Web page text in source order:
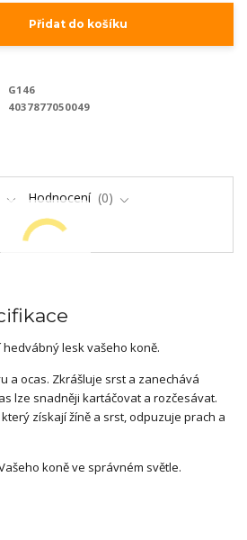
Přidat do košíku
G146
4037877050049
Hodnocení
0
lesk vašeho koně.
a ocas. Zkrášluje srst a zanechává
lze snadněji kartáčovat a rozčesávat.
získají žíně a srst, odpuzuje prach a
koně ve správném světle.